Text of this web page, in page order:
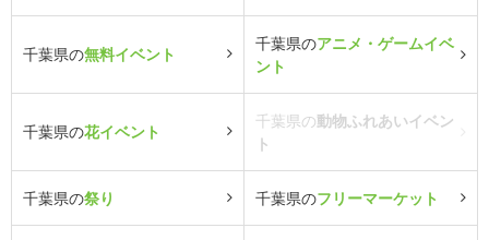
千葉県の無料イベント
千葉県のアニメ・ゲームイベ
ント
千葉県の花イベント
千葉県の動物ふれあいイベン
ト
千葉県の祭り 千葉県のフリーマーケット